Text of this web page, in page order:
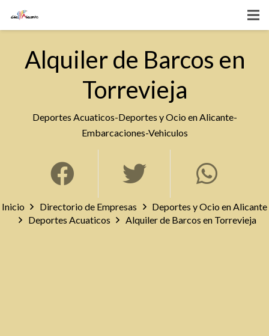
Alquiler de Barcos en
Torrevieja
Deportes Acuaticos-Deportes y Ocio en Alicante-
Embarcaciones-Vehiculos
Inicio Directorio de Empresas
Deportes y Ocio en Alicante
Deportes Acuaticos
Alquiler de Barcos en Torrevieja